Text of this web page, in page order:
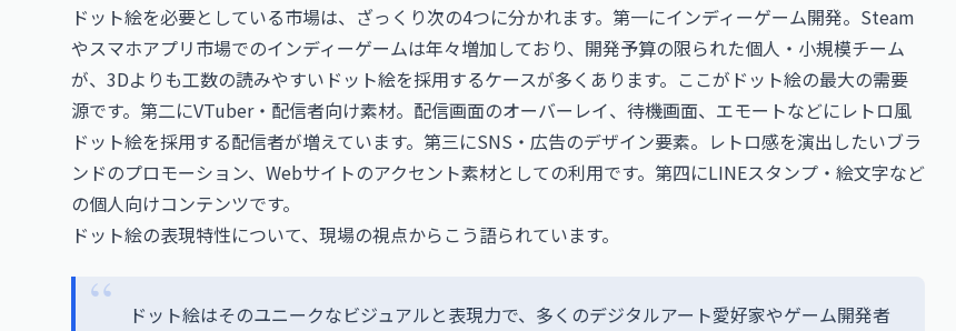
ドット絵を必要としている市場は、ざっくり次の4つに分かれます。第一にインディーゲーム開発。Steam
やスマホアプリ市場でのインディーゲームは年々増加しており、開発予算の限られた個人・小規模チーム
が、3Dよりも工数の読みやすいドット絵を採用するケースが多くあります。ここがドット絵の最大の需要
源です。第二にVTuber・配信者向け素材。配信画面のオーバーレイ、待機画面、エモートなどにレトロ風
ドット絵を採用する配信者が増えています。第三にSNS・広告のデザイン要素。レトロ感を演出したいブラ
ンドのプロモーション、Webサイトのアクセント素材としての利用です。第四にLINEスタンプ・絵文字など
の個人向けコンテンツです。
ドット絵の表現特性について、現場の視点からこう語られています。
ドット絵はそのユニークなビジュアルと表現力で、多くのデジタルアート愛好家やゲーム開発者